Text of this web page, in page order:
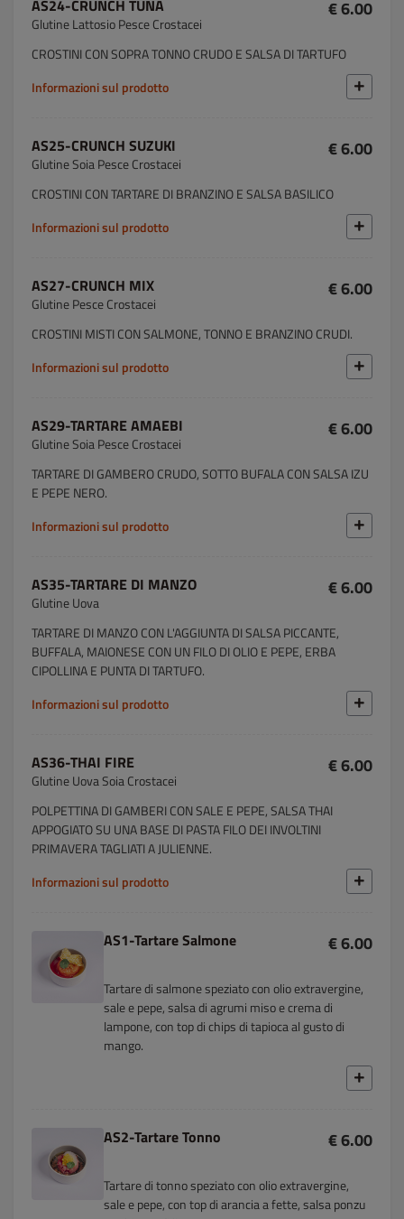
AS24-CRUNCH TUNA
Glutine Lattosio Pesce Crostacei
€ 6.00
CROSTINI CON SOPRA TONNO CRUDO E SALSA DI TARTUFO
Informazioni sul prodotto
AS25-CRUNCH SUZUKI
Glutine Soia Pesce Crostacei
€ 6.00
CROSTINI CON TARTARE DI BRANZINO E SALSA BASILICO
Informazioni sul prodotto
AS27-CRUNCH MIX
Glutine Pesce Crostacei
€ 6.00
CROSTINI MISTI CON SALMONE, TONNO E BRANZINO CRUDI.
Informazioni sul prodotto
AS29-TARTARE AMAEBI
Glutine Soia Pesce Crostacei
€ 6.00
TARTARE DI GAMBERO CRUDO, SOTTO BUFALA CON SALSA IZU
E PEPE NERO.
Informazioni sul prodotto
AS35-TARTARE DI MANZO
Glutine Uova
€ 6.00
TARTARE DI MANZO CON L'AGGIUNTA DI SALSA PICCANTE,
BUFFALA, MAIONESE CON UN FILO DI OLIO E PEPE, ERBA
CIPOLLINA E PUNTA DI TARTUFO.
Informazioni sul prodotto
AS36-THAI FIRE
Glutine Uova Soia Crostacei
€ 6.00
POLPETTINA DI GAMBERI CON SALE E PEPE, SALSA THAI
APPOGIATO SU UNA BASE DI PASTA FILO DEI INVOLTINI
PRIMAVERA TAGLIATI A JULIENNE.
Informazioni sul prodotto
AS1-Tartare Salmone € 6.00
Tartare di salmone speziato con olio extravergine,
sale e pepe, salsa di agrumi miso e crema di
lampone, con top di chips di tapioca al gusto di
mango.
AS2-Tartare Tonno € 6.00
Tartare di tonno speziato con olio extravergine,
sale e pepe, con top di arancia a fette, salsa ponzu